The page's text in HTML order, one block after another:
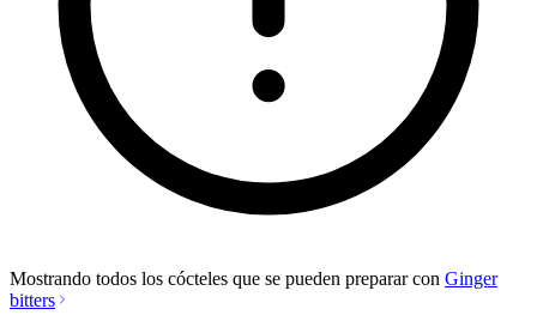
Mostrando todos los cócteles que se pueden preparar con Ginger
bitters